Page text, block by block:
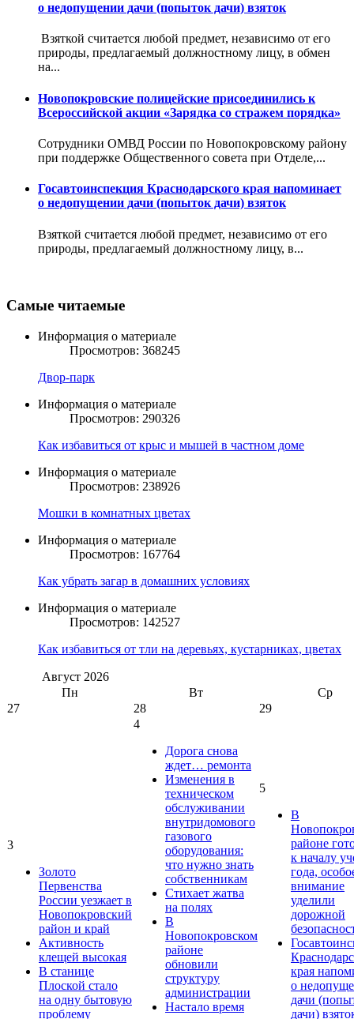
о недопущении дачи (попыток дачи) взяток
Взяткой считается любой предмет, независимо от его
природы, предлагаемый должностному лицу, в обмен
на...
Новопокровские полицейские присоединились к
Всероссийской акции «Зарядка со стражем порядка»
Сотрудники ОМВД России по Новопокровскому району
при поддержке Общественного совета при Отделе,...
Госавтоинспекция Краснодарского края напоминает
о недопущении дачи (попыток дачи) взяток
Взяткой считается любой предмет, независимо от его
природы, предлагаемый должностному лицу, в...
Самые читаемые
Информация о материале
Просмотров: 368245
Двор-парк
Информация о материале
Просмотров: 290326
Как избавиться от крыс и мышей в частном доме
Информация о материале
Просмотров: 238926
Мошки в комнатных цветах
Информация о материале
Просмотров: 167764
Как убрать загар в домашних условиях
Информация о материале
Просмотров: 142527
Как избавиться от тли на деревьях, кустарниках, цветах
Август 2026
Пн
Вт
Ср
27
28 29
3
Золото
Первенства
России уезжает в
Новопокровский
район и край
Активность
клещей высокая
В станице
Плоской стало
на одну бытовую
проблему
4
Дорога снова
ждет… ремонта
Изменения в
техническом
обслуживании
внутридомового
газового
оборудования:
что нужно знать
собственникам
Стихает жатва
на полях
В
Новопокровском
районе
обновили
структуру
администрации
Настало время
5
В
районе
к началу
года,
внимание
уделили
дорожной
края
о
дачи
дачи)